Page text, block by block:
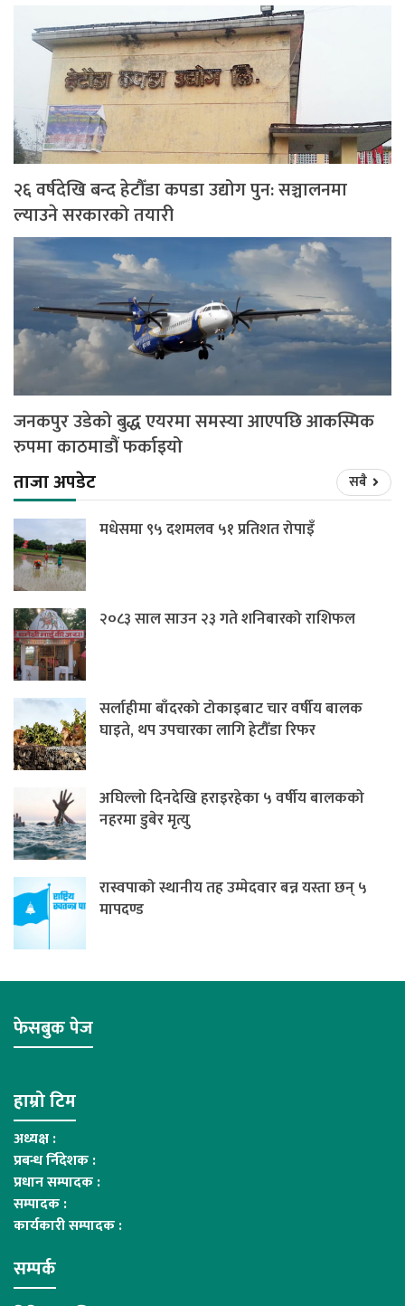
२६ वर्षदेखि बन्द हेटौँडा कपडा उद्योग पुन: सञ्चालनमा
ल्याउने सरकारको तयारी
जनकपुर उडेको बुद्ध एयरमा समस्या आएपछि आकस्मिक
रुपमा काठमाडौं फर्काइयो
ताजा अपडेट
सबै
मधेसमा ९५ दशमलव ५१ प्रतिशत रोपाइँ
२०८३ साल साउन २३ गते शनिबारको राशिफल
सर्लाहीमा बाँदरको टोकाइबाट चार वर्षीय बालक
घाइते, थप उपचारका लागि हेटौँडा रिफर
अघिल्लो दिनदेखि हराइरहेका ५ वर्षीय बालकको
नहरमा डुबेर मृत्यु
रास्वपाको स्थानीय तह उम्मेदवार बन्न यस्ता छन् ५
मापदण्ड
फेसबुक पेज
हाम्रो टिम
अध्यक्ष :
प्रबन्ध र्निदेशक :
प्रधान सम्पादक :
सम्पादक :
कार्यकारी सम्पादक :
सम्पर्क